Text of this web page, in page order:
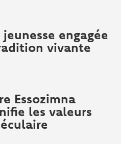
engagée
vivante
Essozimna
les valeurs